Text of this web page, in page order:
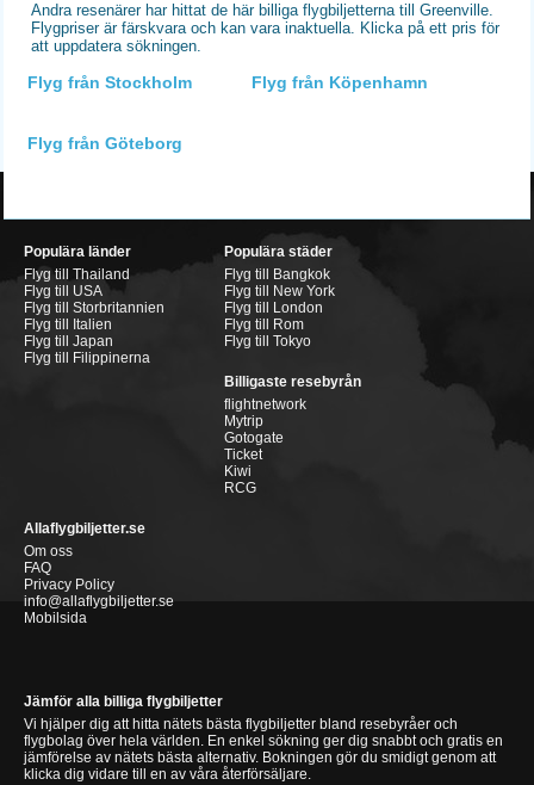
Andra resenärer har hittat de här billiga flygbiljetterna till Greenville.
Flygpriser är färskvara och kan vara inaktuella. Klicka på ett pris för
att uppdatera sökningen.
Flyg från Stockholm Flyg från Köpenhamn
Flyg från Göteborg
Populära länder
Flyg till Thailand
Flyg till USA
Flyg till Storbritannien
Flyg till Italien
Flyg till Japan
Flyg till Filippinerna
Populära städer
Flyg till Bangkok
Flyg till New York
Flyg till London
Flyg till Rom
Flyg till Tokyo
Billigaste resebyrån
flightnetwork
Mytrip
Gotogate
Ticket
Kiwi
RCG
Allaflygbiljetter.se
Om oss
FAQ
Privacy Policy
info@allaflygbiljetter.se
Mobilsida
Jämför alla billiga flygbiljetter
Vi hjälper dig att hitta nätets bästa flygbiljetter bland resebyråer och
flygbolag över hela världen. En enkel sökning ger dig snabbt och gratis en
jämförelse av nätets bästa alternativ. Bokningen gör du smidigt genom att
klicka dig vidare till en av våra återförsäljare.